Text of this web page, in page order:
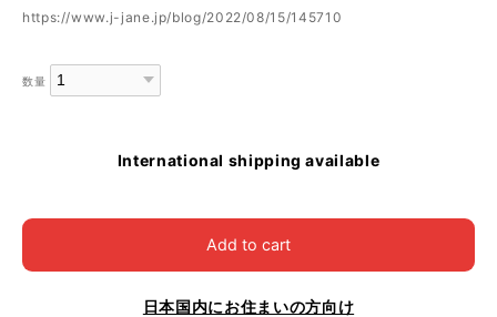
https://www.j-jane.jp/blog/2022/08/15/145710
数量
International shipping available
Add to cart
日本国内にお住まいの方向け